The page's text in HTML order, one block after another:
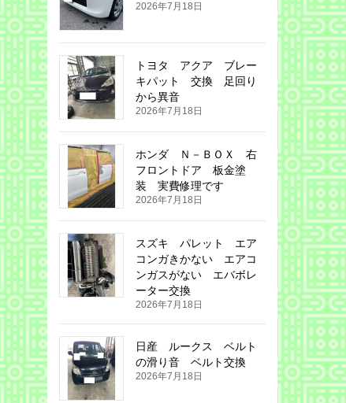
2026年7月18日
トヨタ アクア ブレー
キパット 交換 足回り
から異音
2026年7月18日
ホンダ Ｎ－ＢＯＸ 右
フロントドア 板金塗
装 実費修理です
2026年7月18日
スズキ パレット エア
コンガきかない エアコ
ンガスがない エバボレ
ーター交換
2026年7月18日
日産 ルークス ベルト
の滑り音 ベルト交換
2026年7月18日